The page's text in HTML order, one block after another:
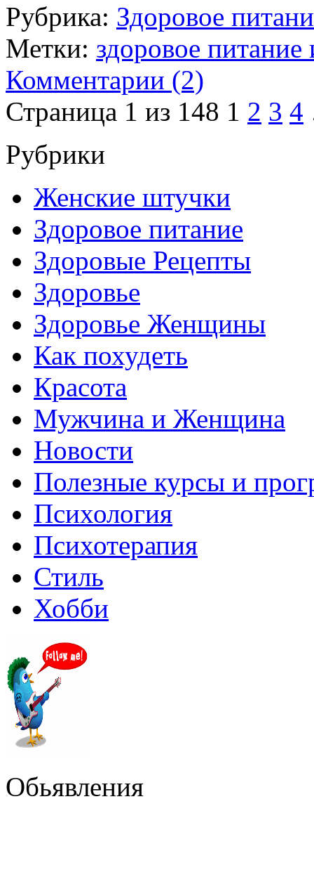
Рубрика: Здоровое
Метки: здоровое
Комментарии (2)
Страница 1 из 148 1 2 3 4
Рубрики
Женские штучки
Здоровое питание
Здоровые Рецепты
Здоровье
Здоровье Женщины
Как похудеть
Красота
Мужчина и Женщина
Новости
Полезные курсы и
Психология
Психотерапия
Стиль
Хобби
Обьявления